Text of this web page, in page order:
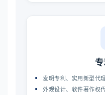
发明专利、实用新型代
外观设计、软件著作权